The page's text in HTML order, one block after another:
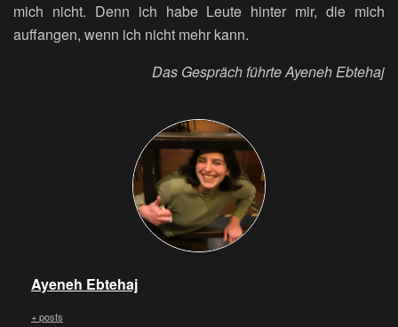
mich nicht. Denn ich habe Leute hinter mir, die mich
auffangen, wenn ich nicht mehr kann.
Das Gespräch führte Ayeneh Ebtehaj
Ayeneh Ebtehaj
+ posts